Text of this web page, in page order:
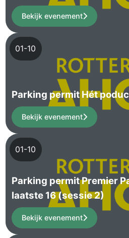
Bekijk evenement
01-10
Parking permit Hét
Bekijk evenement
01-10
Parking permit Premier
laatste 16 (sessie 2)
Bekijk evenement